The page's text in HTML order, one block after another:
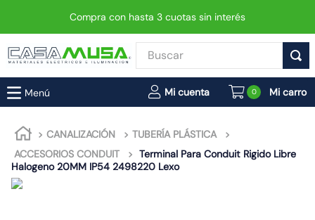
Compra con hasta 3 cuotas sin interés
Buscar
0
CANALIZACIÓN
TUBERÍA PLÁSTICA
ACCESORIOS CONDUIT
Terminal Para Conduit Rigido Libre
Halogeno 20MM IP54 2498220 Lexo
TÉRMINOS MÁS BUSCADOS
1.
enchufe
2
interruptor
3.
foco